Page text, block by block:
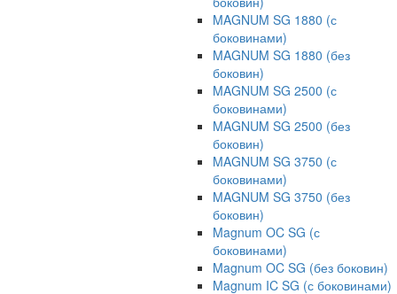
MAGNUM SG 1880 (с
боковинами)
MAGNUM SG 1880 (без
боковин)
MAGNUM SG 2500 (с
боковинами)
MAGNUM SG 2500 (без
боковин)
MAGNUM SG 3750 (с
боковинами)
MAGNUM SG 3750 (без
боковин)
Magnum OC SG (с
боковинами)
Magnum OC SG (без боковин)
Magnum IC SG (с боковинами)